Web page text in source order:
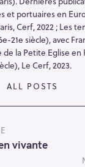
et portuaires en
Cerf, 2022 ; Les
21e siècle), avec
de la Petite Eglise
Le Cerf, 2023.
ALL POSTS
vivante